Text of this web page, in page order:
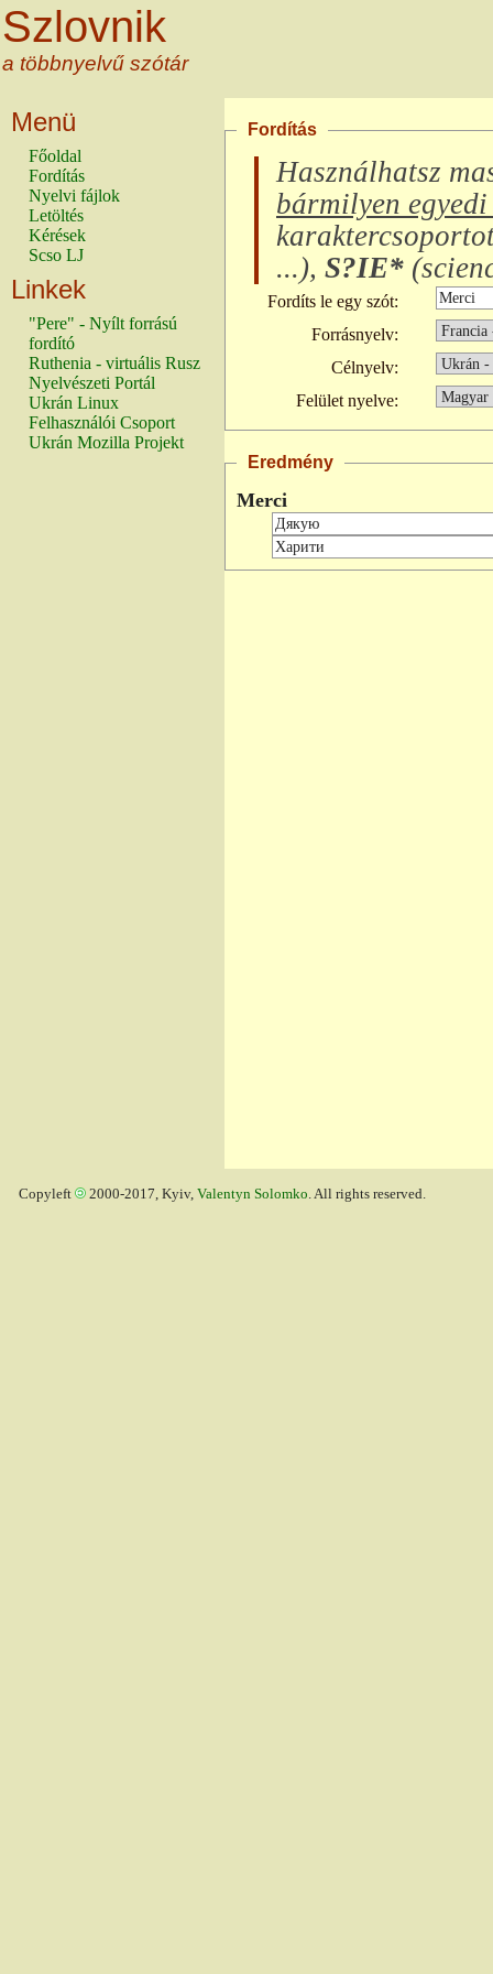
Szlovnik
a többnyelvű szótár
Menü
Főoldal
Fordítás
Nyelvi fájlok
Letöltés
Kérések
Scso LJ
Linkek
"Pere" - Nyílt forrású
fordító
Ruthenia - virtuális Rusz
Nyelvészeti Portál
Ukrán Linux
Felhasználói Csoport
Ukrán Mozilla Projekt
Fordítás
Használhatsz
bármilyen
...), S?IE* (
Fordíts le egy szót:
Forrásnyelv:
Célnyelv:
Felület nyelve:
Eredmény
Merci
Copyleft 2000-2017, Kyiv, Valentyn Solomko. All rights reserved.